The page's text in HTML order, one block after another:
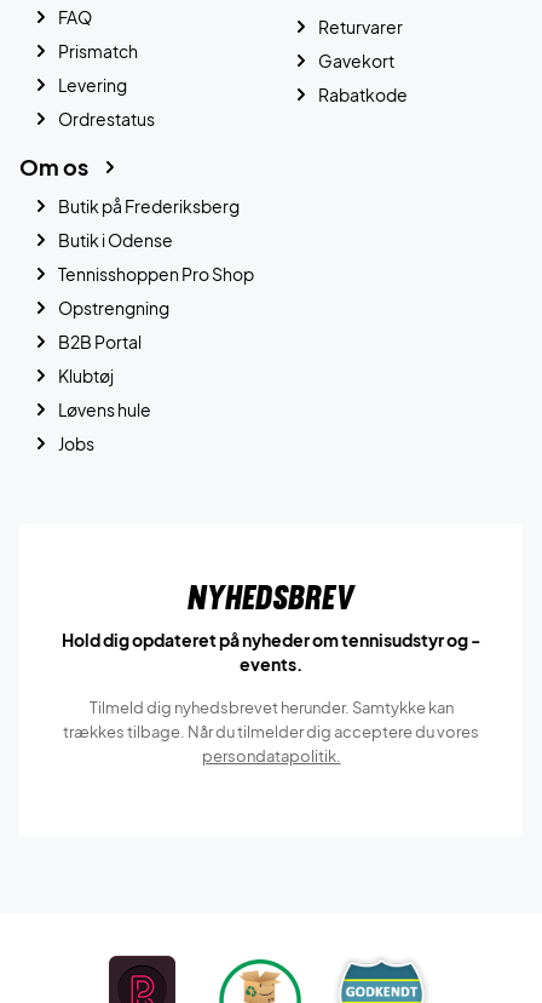
FAQ
Prismatch
Levering
Ordrestatus
Returvarer
Gavekort
Rabatkode
Om os
Butik på Frederiksberg
Butik i Odense
Tennisshoppen Pro Shop
Opstrengning
B2B Portal
Klubtøj
Løvens hule
Jobs
Nyhedsbrev
Hold dig opdateret på nyheder om tennisudstyr og -
events.
Tilmeld dig nyhedsbrevet herunder. Samtykke kan
trækkes tilbage. Når du tilmelder dig acceptere du vores
persondatapolitik.